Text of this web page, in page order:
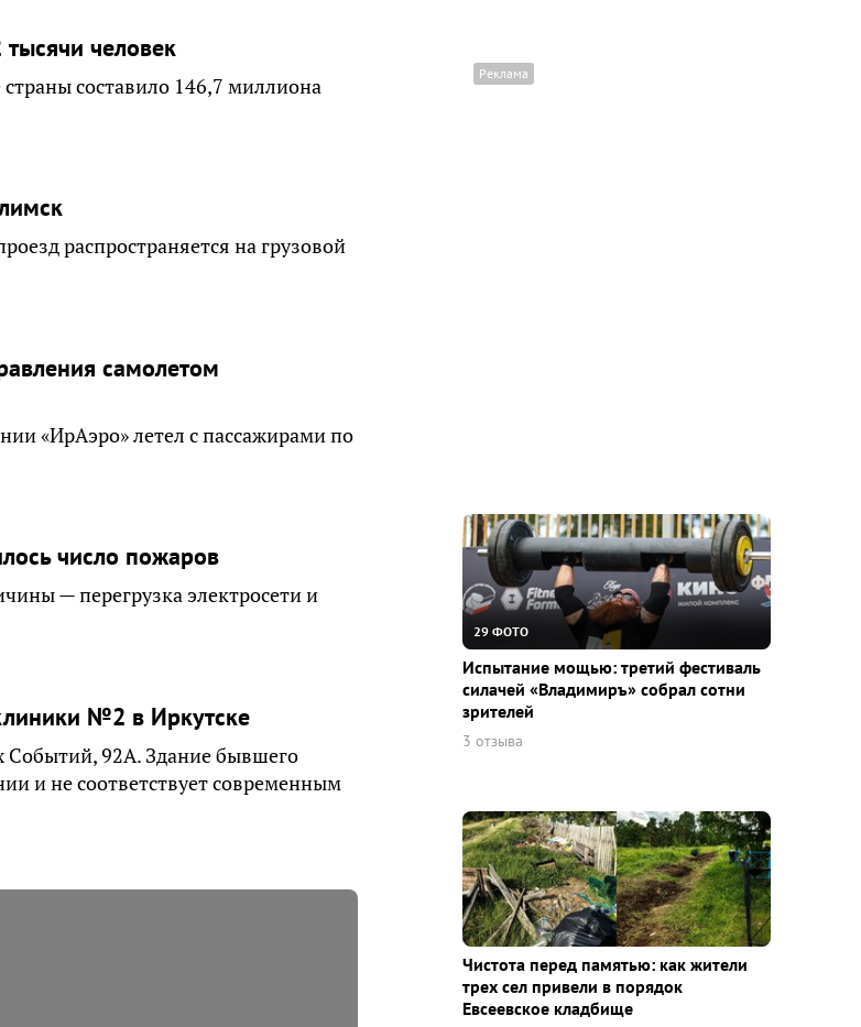
человек
составило 146,7 миллиона
распространяется на грузовой
самолетом
«ИрАэро» летел с пассажирами по
число пожаров
— перегрузка электросети и
№2 в Иркутске
Событий, 92А. Здание бывшего
и не соответствует современным
29 ФОТО
Испытание мощью: третий фестиваль
силачей «Владимиръ» собрал сотни
зрителей
3 отзыва
Чистота перед памятью: как жители
трех сел привели в порядок
Евсеевское кладбище